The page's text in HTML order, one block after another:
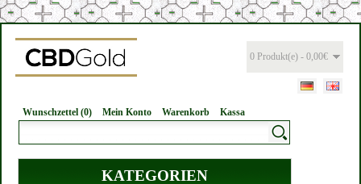
0 Produkt(e) - 0,00€
Wunschzettel (0) Mein Konto Warenkorb Kassa
KATEGORIEN